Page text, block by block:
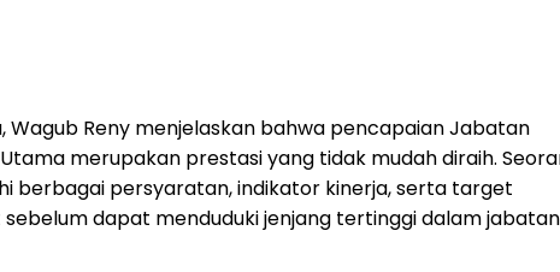
Wagub Reny menjelaskan bahwa pencapaian Jabatan
merupakan prestasi yang tidak mudah diraih.
berbagai persyaratan, indikator kinerja, serta target
dapat menduduki jenjang tertinggi dalam jabatan